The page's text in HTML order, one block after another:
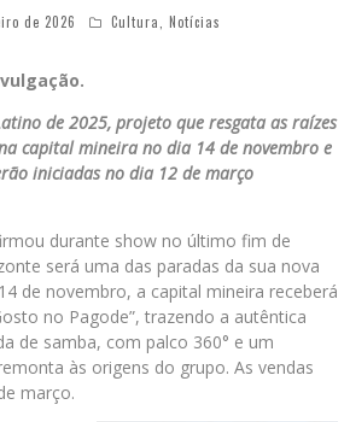
de 2026 Cultura, Notícias
de 2025, projeto que resgata as raízes
capital mineira no dia 14 de novembro e
iniciadas no dia 12 de março
durante show no último fim de
será uma das paradas da sua nova
de novembro, a capital mineira receberá
no Pagode”, trazendo a autêntica
de samba, com palco 360° e um
às origens do grupo. As vendas
março.